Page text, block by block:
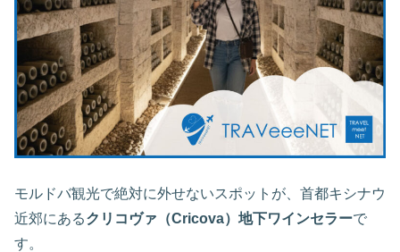
モルドバ観光で絶対に外せないスポットが、首都キシナウ
近郊にあるクリコヴァ（Cricova）地下ワインセラーで
す。